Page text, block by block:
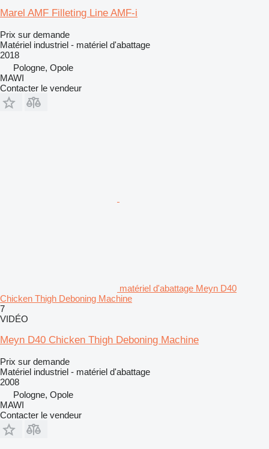
Marel AMF Filleting Line AMF-i
Prix sur demande
Matériel industriel - matériel d'abattage
2018
Pologne, Opole
MAWI
Contacter le vendeur
matériel d'abattage Meyn D40
Chicken Thigh Deboning Machine
7
VIDÉO
Meyn D40 Chicken Thigh Deboning Machine
Prix sur demande
Matériel industriel - matériel d'abattage
2008
Pologne, Opole
MAWI
Contacter le vendeur